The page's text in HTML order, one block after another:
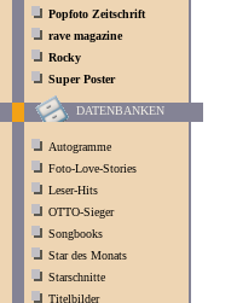
Popfoto Zeitschrift
rave magazine
Rocky
Super Poster
DATENBANKEN
Autogramme
Foto-Love-Stories
Leser-Hits
OTTO-Sieger
Songbooks
Star des Monats
Starschnitte
Titelbilder